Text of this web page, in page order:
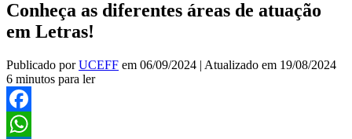
Conheça as diferentes áreas de atuação
em Letras!
Publicado porUCEFF em 06/09/2024 | Atualizado em 19/08/2024
6 minutos para ler
Facebook